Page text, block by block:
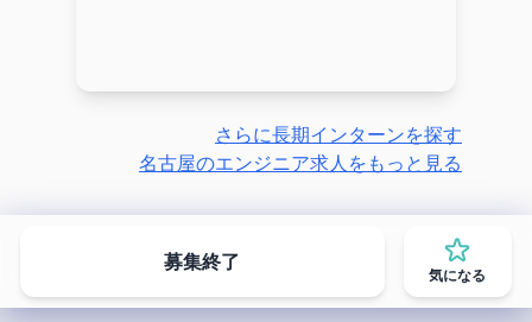
さらに長期インターンを探す
名古屋のエンジニア求人をもっと見る
募集終了
気になる